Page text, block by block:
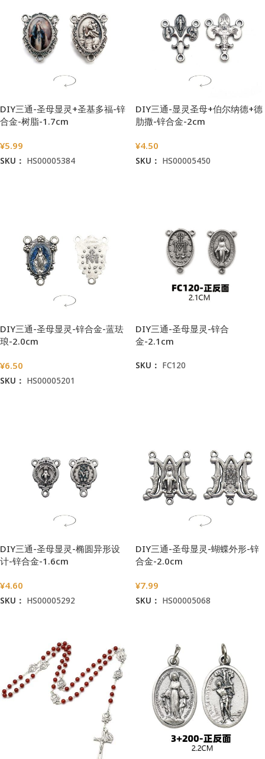
DIY三通-圣母显灵+圣基多福-锌
合金-树脂-1.7cm
¥5.99
SKU： HS00005384
DIY三通-显灵圣母+伯尔纳德+德
肋撒-锌合金-2cm
¥4.50
SKU： HS00005450
DIY三通-圣母显灵-锌合金-蓝珐
琅-2.0cm
¥6.50
SKU： HS00005201
DIY三通-圣母显灵-锌合
金-2.1cm
SKU： FC120
DIY三通-圣母显灵-椭圆异形设
计-锌合金-1.6cm
¥4.60
SKU： HS00005292
DIY三通-圣母显灵-蝴蝶外形-锌
合金-2.0cm
¥7.99
SKU： HS00005068